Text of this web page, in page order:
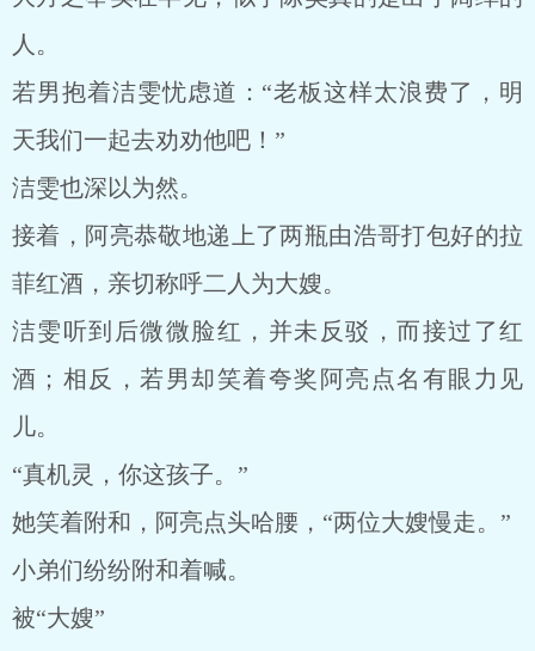
人。
若男抱着洁雯忧虑道：“老板这样太浪费了，明
天我们一起去劝劝他吧！”
洁雯也深以为然。
接着，阿亮恭敬地递上了两瓶由浩哥打包好的拉
菲红酒，亲切称呼二人为大嫂。
洁雯听到后微微脸红，并未反驳，而接过了红
酒；相反，若男却笑着夸奖阿亮点名有眼力见
儿。
“真机灵，你这孩子。”
她笑着附和，阿亮点头哈腰，“两位大嫂慢走。”
小弟们纷纷附和着喊。
被“大嫂”